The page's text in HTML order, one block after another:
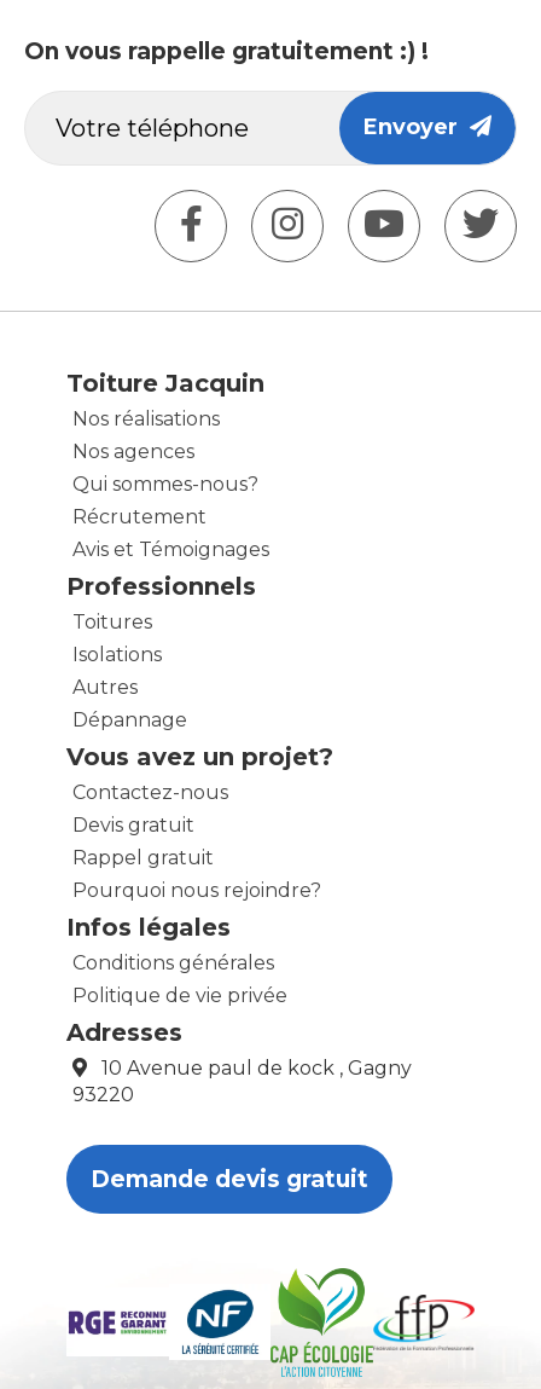
On vous rappelle gratuitement :) !
Envoyer
Toiture Jacquin
Nos réalisations
Nos agences
Qui sommes-nous?
Récrutement
Avis et Témoignages
Professionnels
Toitures
Isolations
Autres
Dépannage
Vous avez un projet?
Contactez-nous
Devis gratuit
Rappel gratuit
Pourquoi nous rejoindre?
Infos légales
Conditions générales
Politique de vie privée
Adresses
10 Avenue paul de kock , Gagny
93220
Demande devis gratuit